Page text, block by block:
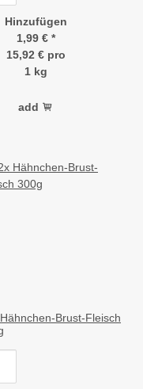
Hinzufügen
1,99 € *
15,92 € pro
1 kg
add
Brust-Fleisch